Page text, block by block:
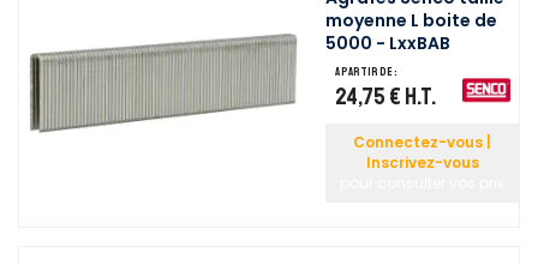
moyenne L boite de
5000 - LxxBAB
A partir de :
24,75 € H.T.
Connectez-vous |
Inscrivez-vous